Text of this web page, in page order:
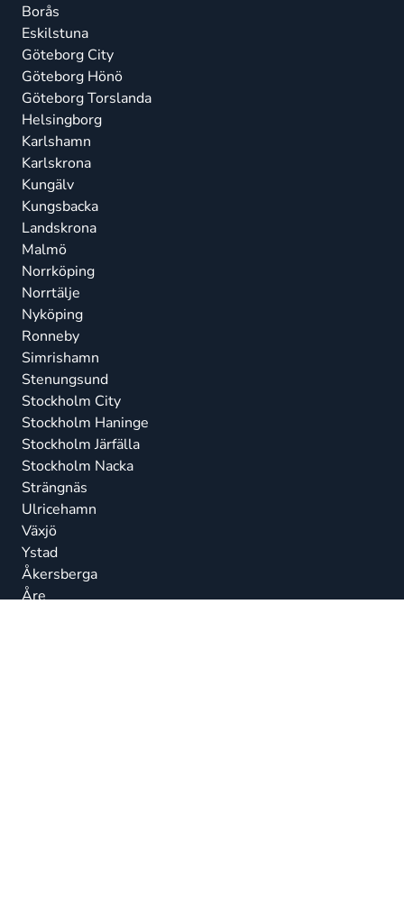
Borås
Eskilstuna
Göteborg City
Göteborg Hönö
Göteborg Torslanda
Helsingborg
Karlshamn
Karlskrona
Kungälv
Kungsbacka
Landskrona
Malmö
Norrköping
Norrtälje
Nyköping
Ronneby
Simrishamn
Stenungsund
Stockholm City
Stockholm Haninge
Stockholm Järfälla
Stockholm Nacka
Strängnäs
Ulricehamn
Växjö
Ystad
Åkersberga
Åre